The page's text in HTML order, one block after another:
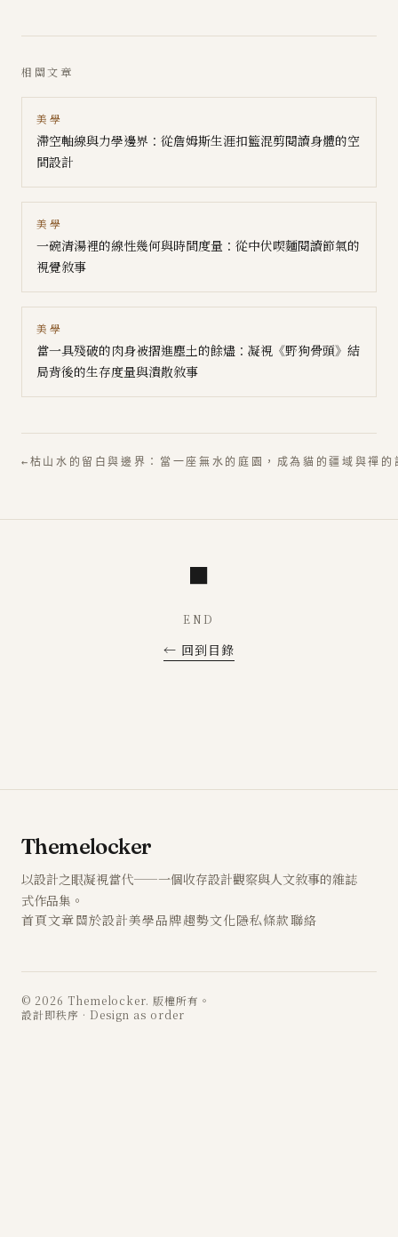
相關文章
美學
滯空軸線與力學邊界：從詹姆斯生涯扣籃混剪閱讀身體的空
間設計
美學
一碗清湯裡的線性幾何與時間度量：從中伏喫麵閱讀節氣的
視覺敘事
美學
當一具殘破的肉身被摺進塵土的餘燼：凝視《野狗骨頭》結
局背後的生存度量與潰散敘事
← 枯山水的留白與邊界：當一座無水的庭園，成為貓的疆域與禪的
END
← 回到目錄
Themelocker
以設計之眼凝視當代——一個收存設計觀察與人文敘事的雜誌
式作品集。
首頁文章關於設計美學品牌趨勢文化隱私條款聯絡
© 2026 Themelocker. 版權所有。
設計即秩序 · Design as order